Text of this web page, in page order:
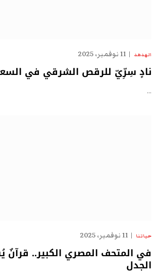
الهدهد 11 نوفمبر، 2025
نادٍ سِرِّيّ للرقص الشرقي في
…
حياتنا 11 نوفمبر، 2025
في المتحف المصري الكبير.. قرآنٌ
الجدل